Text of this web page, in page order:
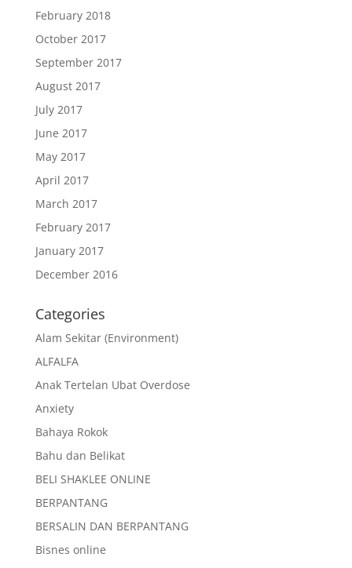
February 2018
October 2017
September 2017
August 2017
July 2017
June 2017
May 2017
April 2017
March 2017
February 2017
January 2017
December 2016
Categories
Alam Sekitar (Environment)
ALFALFA
Anak Tertelan Ubat Overdose
Anxiety
Bahaya Rokok
Bahu dan Belikat
BELI SHAKLEE ONLINE
BERPANTANG
BERSALIN DAN BERPANTANG
Bisnes online